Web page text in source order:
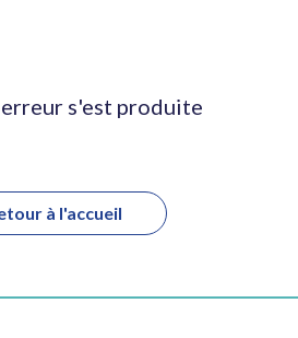
erreur s'est produite
à l'accueil